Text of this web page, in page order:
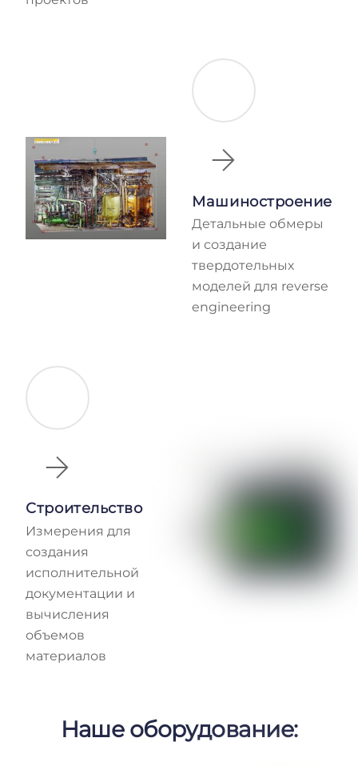
Машиностроение
Детальные обмеры
и создание
твердотельных
моделей для reverse
engineering
Строительство
Измерения для
создания
исполнительной
документации и
вычисления
объемов
материалов
Наше оборудование: